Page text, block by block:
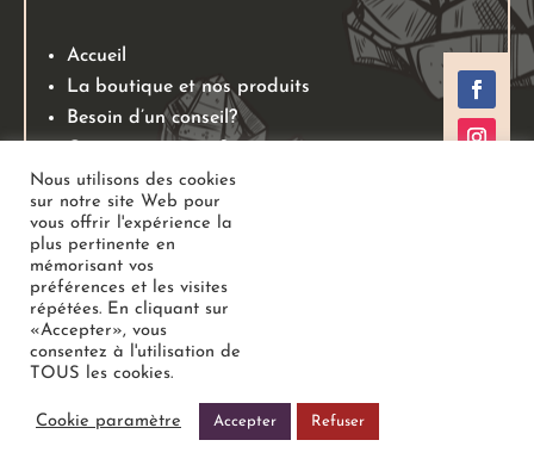
Accueil
La boutique et nos produits
Besoin d’un conseil?
Mentions légales
Conditions générales de ventes
Politiques de retours
Politique de confidentialité
Copyright Au Jardin des Gemmes
Nous utilisons des cookies
sur notre site Web pour
vous offrir l'expérience la
plus pertinente en
mémorisant vos
préférences et les visites
répétées. En cliquant sur
«Accepter», vous
consentez à l'utilisation de
TOUS les cookies.
Cookie paramètre Accepter Refuser